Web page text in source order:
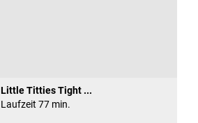
Little Titties Tight ...
Laufzeit 77 min.